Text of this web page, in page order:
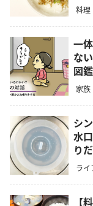
料理
一
な
図
家族
シ
水
り
ライ
【